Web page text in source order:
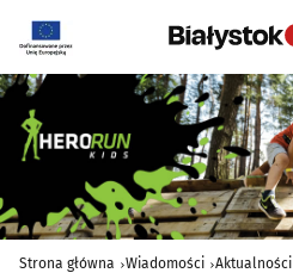
Strona główna Wiadomości Aktualności